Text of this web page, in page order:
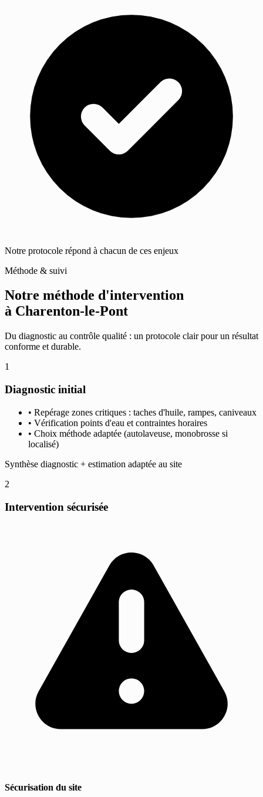
Notre protocole répond à chacun de ces enjeux
Méthode & suivi
Notre méthode d'intervention
à Charenton-le-Pont
Du diagnostic au contrôle qualité : un protocole clair pour un résultat
conforme et durable.
1
Diagnostic initial
• Repérage zones critiques : taches d'huile, rampes, caniveaux
• Vérification points d'eau et contraintes horaires
• Choix méthode adaptée (autolaveuse, monobrosse si
localisé)
Synthèse diagnostic + estimation adaptée au site
2
Intervention sécurisée
Sécurisation du site